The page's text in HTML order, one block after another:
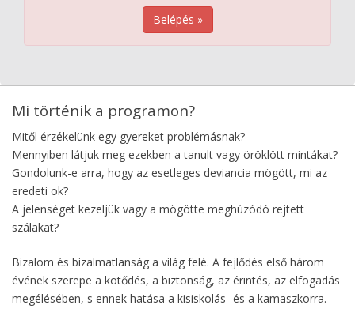
Belépés »
Mi történik a programon?
Mitől érzékelünk egy gyereket problémásnak?
Mennyiben látjuk meg ezekben a tanult vagy öröklött mintákat?
Gondolunk-e arra, hogy az esetleges deviancia mögött, mi az
eredeti ok?
A jelenséget kezeljük vagy a mögötte meghúzódó rejtett
szálakat?
Bizalom és bizalmatlanság a világ felé. A fejlődés első három
évének szerepe a kötődés, a biztonság, az érintés, az elfogadás
megélésében, s ennek hatása a kisiskolás- és a kamaszkorra.